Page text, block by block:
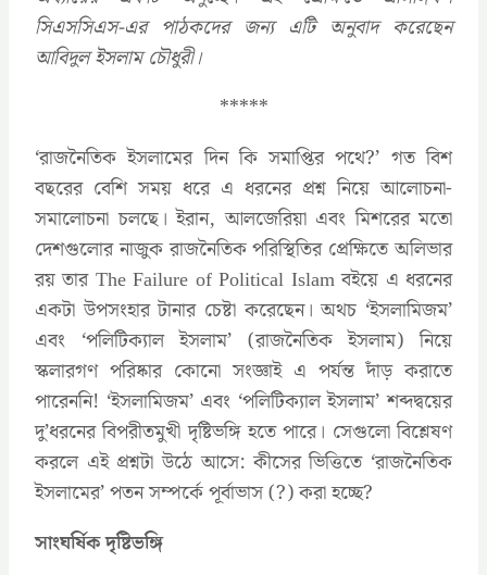
সিএসসিএস-এর পাঠকদের জন্য এটি অনুবাদ করেছেন
আবিদুল ইসলাম চৌধুরী।
*****
‘রাজনৈতিক ইসলামের দিন কি সমাপ্তির পথে?’ গত বিশ
বছরের বেশি সময় ধরে এ ধরনের প্রশ্ন নিয়ে আলোচনা-
সমালোচনা চলছে। ইরান, আলজেরিয়া এবং মিশরের মতো
দেশগুলোর নাজুক রাজনৈতিক পরিস্থিতির প্রেক্ষিতে অলিভার
রয় তার The Failure of Political Islam বইয়ে এ ধরনের
একটা উপসংহার টানার চেষ্টা করেছেন। অথচ ‘ইসলামিজম’
এবং ‘পলিটিক্যাল ইসলাম’ (রাজনৈতিক ইসলাম) নিয়ে
স্কলারগণ পরিষ্কার কোনো সংজ্ঞাই এ পর্যন্ত দাঁড় করাতে
পারেননি! ‘ইসলামিজম’ এবং ‘পলিটিক্যাল ইসলাম’ শব্দদ্বয়ের
দু’ধরনের বিপরীতমুখী দৃষ্টিভঙ্গি হতে পারে। সেগুলো বিশ্লেষণ
করলে এই প্রশ্নটা উঠে আসে: কীসের ভিত্তিতে ‘রাজনৈতিক
ইসলামের’ পতন সম্পর্কে পূর্বাভাস (?) করা হচ্ছে?
সাংঘর্ষিক দৃষ্টিভঙ্গি